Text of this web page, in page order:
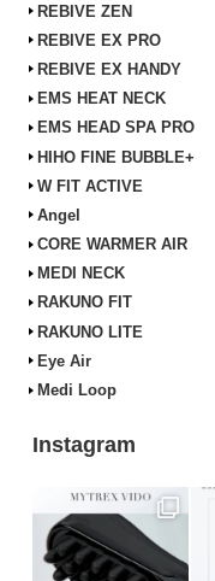
REBIVE ZEN
REBIVE EX PRO
REBIVE EX HANDY
EMS HEAT NECK
EMS HEAD SPA PRO
HIHO FINE BUBBLE+
W FIT ACTIVE
Angel
CORE WARMER AIR
MEDI NECK
RAKUNO FIT
RAKUNO LITE
Eye Air
Medi Loop
Instagram